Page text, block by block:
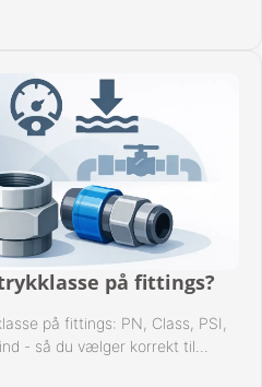
på fittings?
på fittings: PN, Class, PSI,
- så du vælger korrekt til